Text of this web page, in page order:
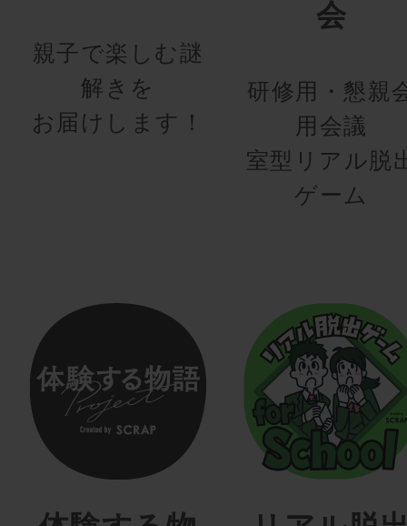
親子で楽しむ謎
解きを
お届けします！
会
研修用・懇親
用会議
室型リアル脱
ゲーム